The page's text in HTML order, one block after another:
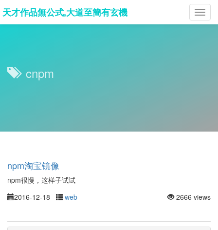
天才作品無公式,大道至簡有玄機
cnpm
npm淘宝镜像
npm很慢，这样子试试
2016-12-18
web 2666 views